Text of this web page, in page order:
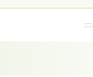
:::